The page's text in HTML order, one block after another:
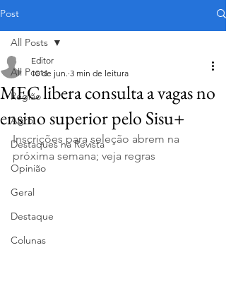
Post
All Posts
Região
Agro
Destaques na Revista
Opinião
Geral
Destaque
Colunas
All Posts
MEC libera consulta a vagas no
ensino superior pelo Sisu+
Editor
10 de jun. 3 min de leitura
Inscrições para seleção abrem na
próxima semana; veja regras